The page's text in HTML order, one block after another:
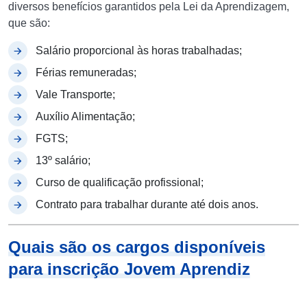
diversos benefícios garantidos pela Lei da Aprendizagem,
que são:
Salário proporcional às horas trabalhadas;
Férias remuneradas;
Vale Transporte;
Auxílio Alimentação;
FGTS;
13º salário;
Curso de qualificação profissional;
Contrato para trabalhar durante até dois anos.
Quais são os cargos disponíveis
para inscrição Jovem Aprendiz